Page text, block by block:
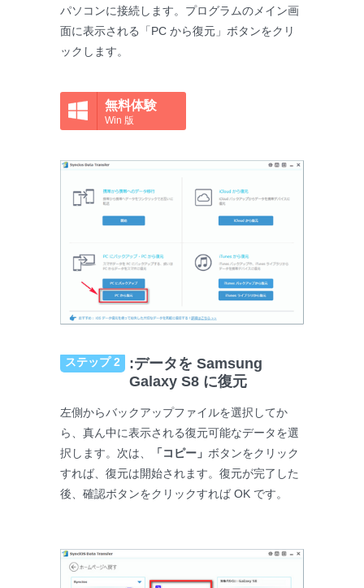
パソコンに接続します。プログラムのメイン画
面に表示される「PC から復元」ボタンをクリ
ックします。
無料体験
Win 版
ステップ 2
:データを Samsung
Galaxy S8 に復元
左側からバックアップファイルを選択してか
ら、真ん中に表示される復元可能なデータを選
択します。次は、
「コピー」 ボタンをクリック
すれば、復元は開始されます。復元が完了した
後、確認ボタンをクリックすれば OK です。